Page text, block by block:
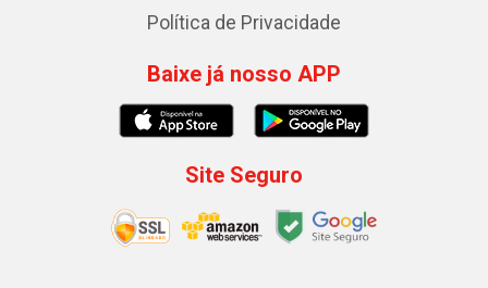
Política de Privacidade
Baixe já nosso APP
Site Seguro